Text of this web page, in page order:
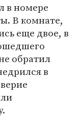
в номере
В комнате,
еще двое, в
обратил
в